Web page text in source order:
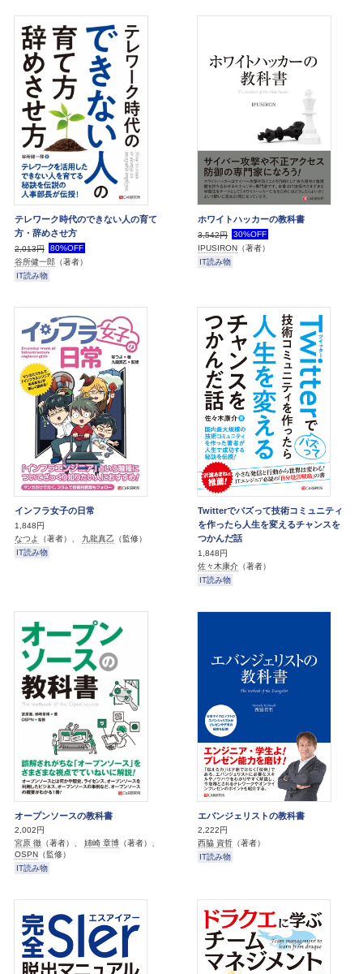
テレワーク時代のできない人の育て
方・辞めさせ方
2,013円
80%OFF
谷所健一郎 （著者）
IT読み物
ホワイトハッカーの教科書
3,542円
30%OFF
IPUSIRON （著者）
IT読み物
インフラ女子の日常
1,848円
なつよ
（著者）、 九龍真乙 （監修）
IT読み物
Twitterでバズって技術コミュニティ
を作ったら人生を変えるチャンスを
つかんだ話
1,848円
佐々木康介 （著者）
IT読み物
オープンソースの教科書
2,002円
宮原 徹 （著者）、 姉崎 章博 （著者）、
OSPN （監修）
IT読み物
エバンジェリストの教科書
2,222円
西脇 資哲 （著者）
IT読み物